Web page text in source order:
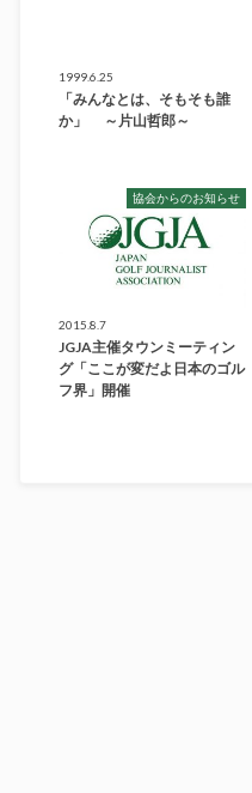
1999.6.25
「みんなとは、そもそも誰
か」 ～片山哲郎～
協会からのお知らせ
2015.8.7
JGJA主催タウンミーティン
グ「ここが変だよ日本のゴル
フ界」開催